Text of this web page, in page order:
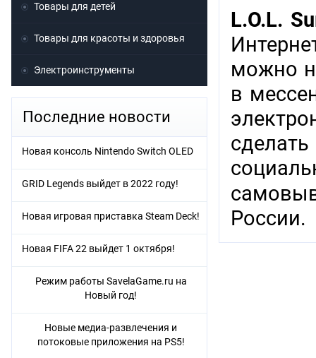
L.O.L.
можно
в
России.
Товары для детей
Товары для красоты и здоровья
Электроинструменты
Последние новости
Новая консоль Nintendo Switch OLED
GRID Legends выйдет в 2022 году!
Новая игровая приставка Steam Deck!
Новая FIFA 22 выйдет 1 октября!
Режим работы SavelaGame.ru на
Новый год!
Новые медиа-развлечения и
потоковые приложения на PS5!